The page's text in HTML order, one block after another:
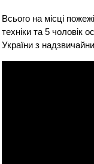
Всього на місці
техніки та 5 чоловік
України з